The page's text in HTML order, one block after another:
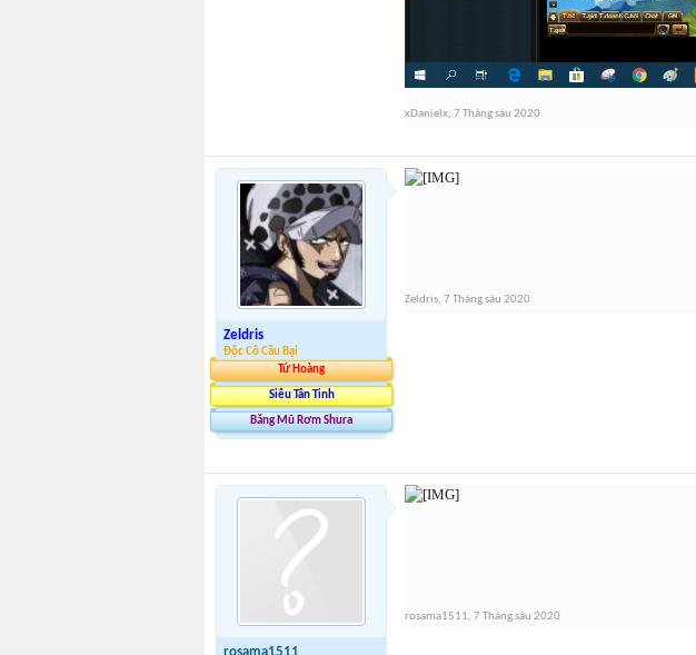
xDanielx, 7 Tháng sáu 2020
Zeldris
Độc Cô Cầu Bại
Tứ Hoàng
Siêu Tân Tinh
Băng Mũ Rơm Shura
Zeldris, 7 Tháng sáu 2020
rosama1511, 7 Tháng sáu 2020